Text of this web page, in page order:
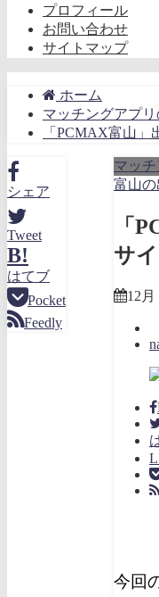
プロフィール
お問い合わせ
サイトマップ
ホーム
マッチングアプ
「PCMAX富山
シェア
Tweet
B!
はてブ
Pocket
Feedly
マッ
富山
「
サ
12月
今回